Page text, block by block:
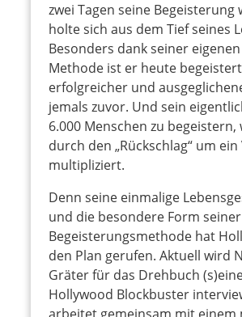
zwei Tagen seine Begeisterung
holte sich aus dem Tief seines
Besonders dank seiner
Methode ist er heute
erfolgreicher und
jemals zuvor. Und sein
6.000 Menschen zu begeistern,
durch den „Rückschlag“ um ein
multipliziert.
Denn seine einmalige
und die besondere Form seiner
Begeisterungsmethode hat
den Plan gerufen. Aktuell wird
Gräter für das Drehbuch
Hollywood Blockbuster